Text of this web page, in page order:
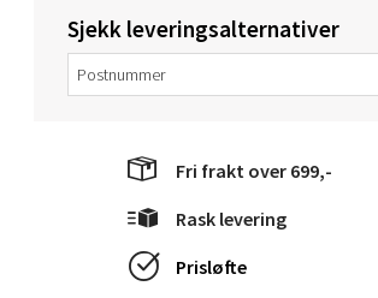
Sjekk leveringsalternativer
Fri frakt over 699,-
Rask levering
Prisløfte
Ålesund - Thon Senter
Langelandsvegen 25, 6010 Ålesund
Åpent i dag 10-20
2 i butikk